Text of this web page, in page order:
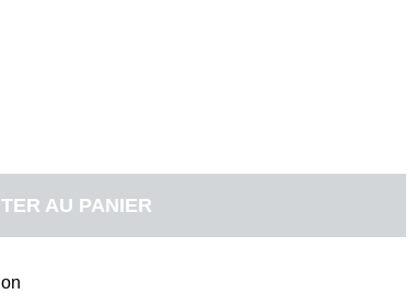
AU PANIER